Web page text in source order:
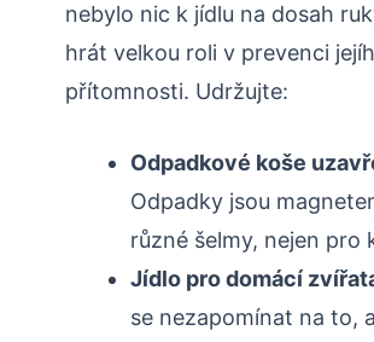
nebylo‌ nic⁢ k jídlu ​na dosah
hrát velkou​ roli v ⁢prevenci
přítomnosti. ‍Udržujte:
Odpadkové koše‍
Odpadky ‍jsou
různé šelmy, nejen pro
Jídlo pro​ domácí
se‍ nezapomínat ⁢na to,